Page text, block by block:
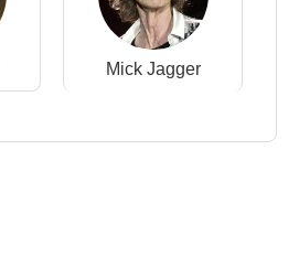
Mick Jagger